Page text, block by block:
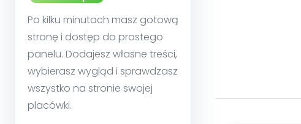
Po kilku minutach masz gotową
stronę i dostęp do prostego
panelu. Dodajesz własne treści,
wybierasz wygląd i sprawdzasz
wszystko na stronie swojej
placówki.